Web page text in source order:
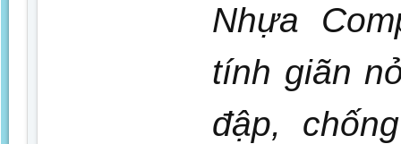
Nhựa
tính giãn
đập,